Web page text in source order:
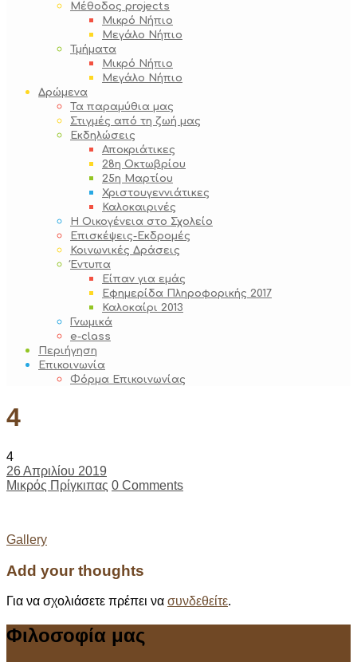
Μέθοδος projects
Μικρό Νήπιο
Μεγάλο Νήπιο
Τμήματα
Μικρό Νήπιο
Μεγάλο Νήπιο
Δρώμενα
Τα παραμύθια μας
Στιγμές από τη ζωή μας
Εκδηλώσεις
Αποκριάτικες
28η Οκτωβρίου
25η Μαρτίου
Χριστουγεννιάτικες
Καλοκαιρινές
Η Οικογένεια στο Σχολείο
Επισκέψεις-Εκδρομές
Κοινωνικές Δράσεις
Έντυπα
Είπαν για εμάς
Εφημερίδα Πληροφορικής 2017
Καλοκαίρι 2013
Γνωμικά
e-class
Περιήγηση
Επικοινωνία
Φόρμα Επικοινωνίας
4
4
26 Απριλίου 2019
Μικρός Πρίγκιπας 0 Comments
Post
navigation
Gallery
Add your thoughts
Για να σχολιάσετε πρέπει να συνδεθείτε.
Φιλοσοφία μας